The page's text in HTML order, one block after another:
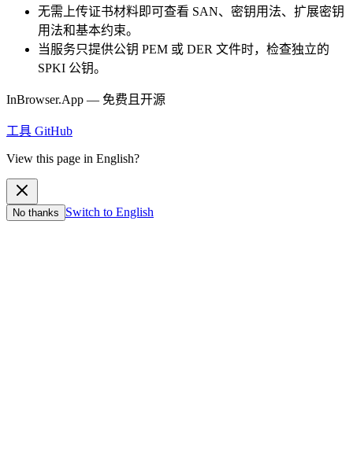
无需上传证书材料即可查看 SAN、密钥用法、扩展密钥
用法和基本约束。
当服务只提供公钥 PEM 或 DER 文件时，检查独立的
SPKI 公钥。
InBrowser.App — 免费且开源
工具 GitHub
View this page in English?
No thanks Switch to English